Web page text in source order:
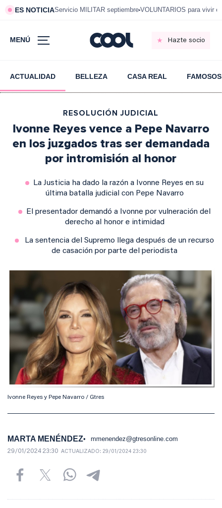
ES NOTICIAServicio MILITAR septiembre VOLUNTARIOS para vivir
MENÚ Hazte socio
ACTUALIDAD BELLEZA CASA REAL FAMOSOS
RESOLUCIÓN JUDICIAL
Ivonne Reyes vence a Pepe Navarro
en los juzgados tras ser demandada
por intromisión al honor
La Justicia ha dado la razón a Ivonne Reyes en su
última batalla judicial con Pepe Navarro
El presentador demandó a Ivonne por vulneración del
derecho al honor e intimidad
La sentencia del Supremo llega después de un recurso
de casación por parte del periodista
Ivonne Reyes y Pepe Navarro / Gtres
MARTA MENÉNDEZ mmenendez@gtresonline.com
29/01/2024 23:30 ACTUALIZADO: 29/01/2024 23:30